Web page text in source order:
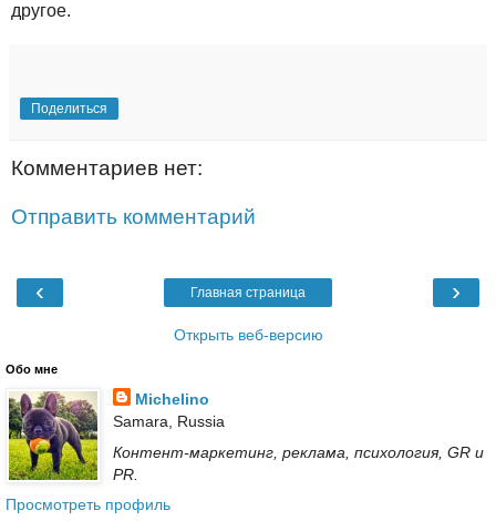
другое.
Поделиться
Комментариев нет:
Отправить комментарий
‹ ›
Главная страница
Открыть веб-версию
Обо мне
Michelino
Samara, Russia
Контент-маркетинг, реклама, психология, GR и
PR.
Просмотреть профиль